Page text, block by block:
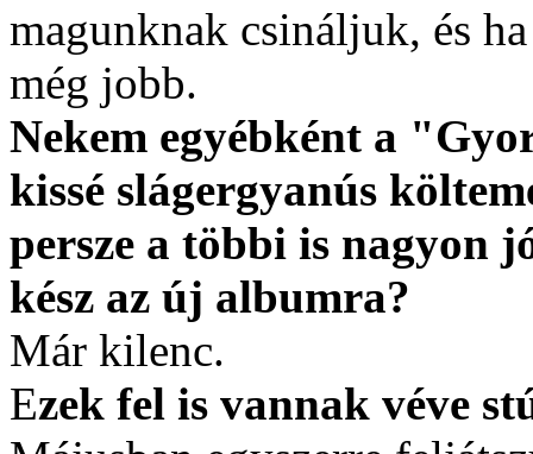
magunknak csináljuk, és
még jobb.
Nekem egyébként a
kissé slágergyanús
persze a többi is nagyon
kész az új albumra?
Már kilenc.
Ezek fel is vannak véve